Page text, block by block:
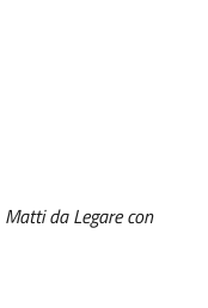
Matti da Legare con